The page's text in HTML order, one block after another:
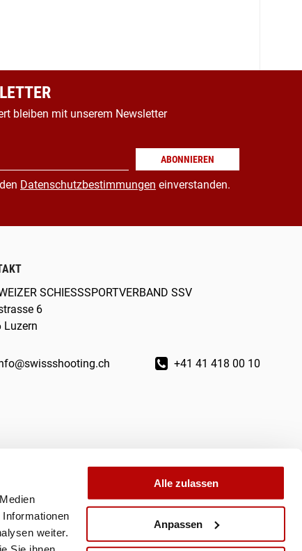
weiter.
Alle zulassen
Anpassen
bleiben mit unserem Newsletter
ABONNIEREN
Datenschutzbestimmungen einverstanden.
SCHIESSSPORTVERBAND SSV
6
Luzern
+41 41 418 00 10